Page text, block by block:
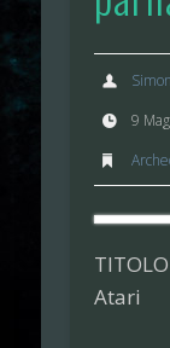
9
Atari